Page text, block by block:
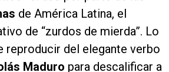
de América Latina, el
de “zurdos de mierda”. Lo
reproducir del elegante verbo
Maduro para descalificar a